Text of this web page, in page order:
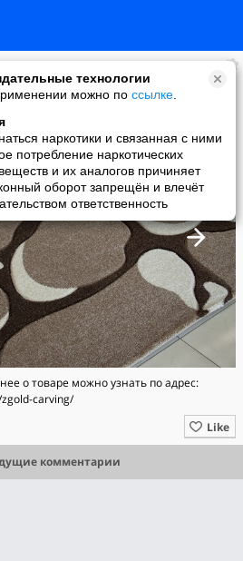
технологии
можно по ссылке
наркотики и связанная с ними
потребление наркотических
и их аналогов причиняет
оборот запрещён и влечёт
ответственность
из Турции
о товаре можно узнать по адрес:
carving/
Like
комментарии